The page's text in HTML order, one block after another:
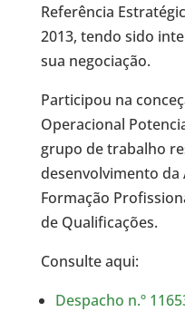
Referência
2013, tendo sido
sua negociação.
Participou na
Operacional
grupo de trabalho
desenvolvimento da
Formação
de Qualificações.
Consulte aqui:
Despacho n.º